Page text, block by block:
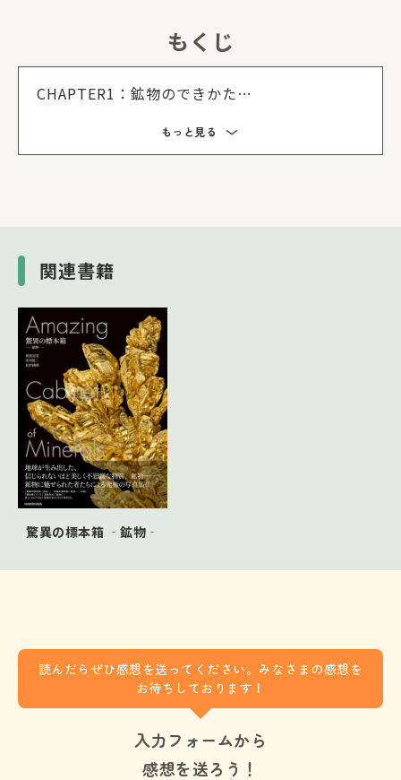
もくじ
CHAPTER1：鉱物のできかた
れる鉱物/うつくしい結晶鉱物の原点ペグマタイ
える近代工業の歴史/硫黄のふしぎ/土をつくる
金属 など
CHAPTER3：鉱物の性質とその利用
結晶形を支配する法則たち/鉱物のかたさくら
べ/色になった鉱物/宝石と呼ばれる鉱物は数少
ない/紫外線を当てると光る石たち など
CHAPTER4：鉱物の楽しみかた
新鉱物のみつけかた/虹の石 オパールと長石/
もっともカラフルな鉱物、蛍石/パワーストーン
とその歴史/もっとも硬い鉱物ダイヤモンドの特
殊 など
もっと見る
関連書籍
驚異の標本箱 ‐鉱物‐
読んだらぜひ感想を送ってください。みなさまの感想を
お待ちしております！
入力フォームから
感想を送ろう！